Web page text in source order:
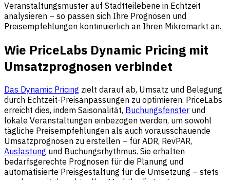
Veranstaltungsmuster auf Stadtteilebene in Echtzeit
analysieren – so passen sich Ihre Prognosen und
Preisempfehlungen kontinuierlich an Ihren Mikromarkt an.
Wie PriceLabs Dynamic Pricing mit
Umsatzprognosen verbindet
Das Dynamic Pricing zielt darauf ab, Umsatz und Belegung
durch Echtzeit-Preisanpassungen zu optimieren. PriceLabs
erreicht dies, indem Saisonalität, Buchungsfenster und
lokale Veranstaltungen einbezogen werden, um sowohl
tägliche Preisempfehlungen als auch vorausschauende
Umsatzprognosen zu erstellen – für ADR, RevPAR,
Auslastung und Buchungsrhythmus. Sie erhalten
bedarfsgerechte Prognosen für die Planung und
automatisierte Preisgestaltung für die Umsetzung – stets